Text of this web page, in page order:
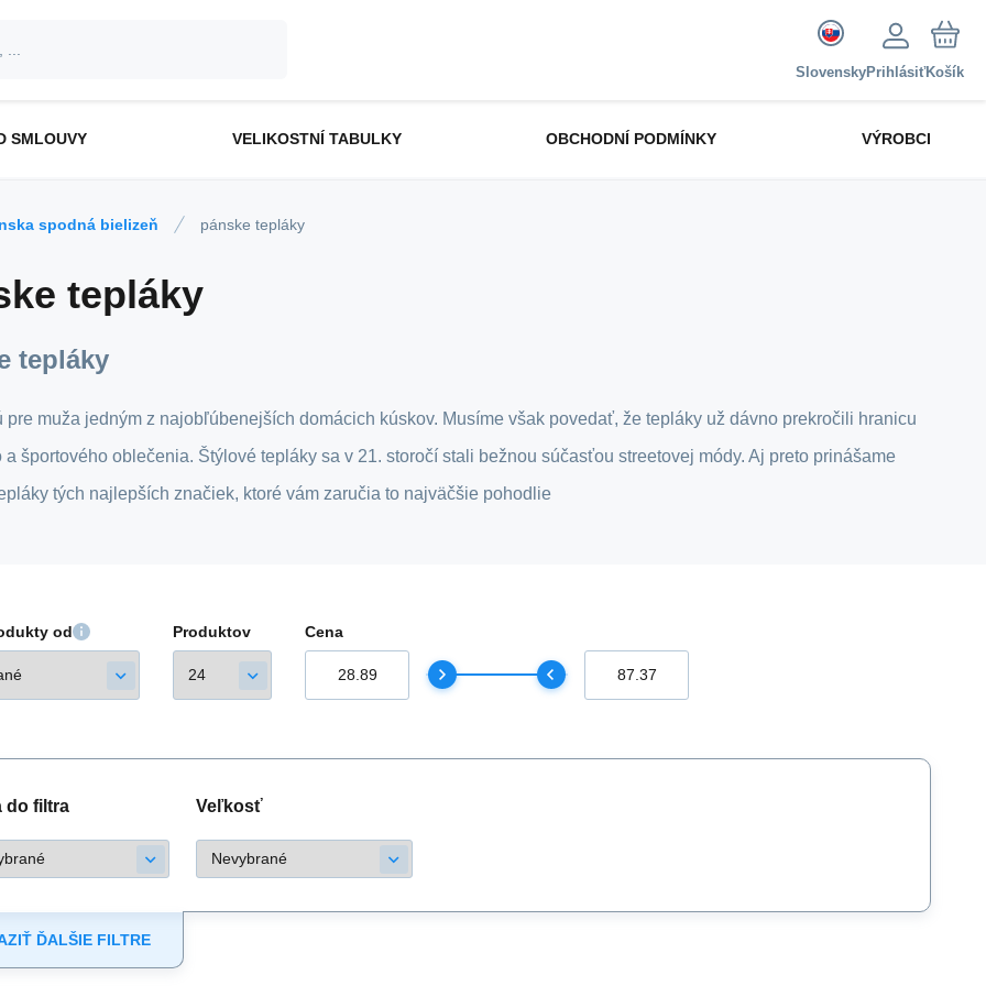
SlovenskyPrihlásiťKošík
SMLOUVY VELIKOSTNÍ TABULKY OBCHODNÍ PODMÍNKY VÝROBCI
spodná bielizeň pánske tepláky
tepláky
tepláky
pre muža jedným z najobľúbenejších domácich kúskov. Musíme však povedať, že tepláky už dávno prekročili hranicu
a športového oblečenia. Štýlové tepláky sa v 21. storočí stali bežnou súčasťou streetovej módy. Aj preto prinášame
tých najlepších značiek, ktoré vám zaručia to najväčšie pohodlie
od Produktov Cena
do filtra Veľkosť
ĎALŠIE FILTRE